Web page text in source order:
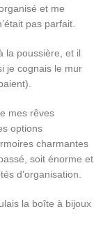
et me
pas parfait.
la poussière, et il
je cognais le mur
mes rêves
options
charmantes
soit énorme et
d’organisation.
la boîte à bijoux